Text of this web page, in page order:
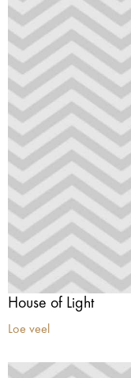
House of Light
Loe veel